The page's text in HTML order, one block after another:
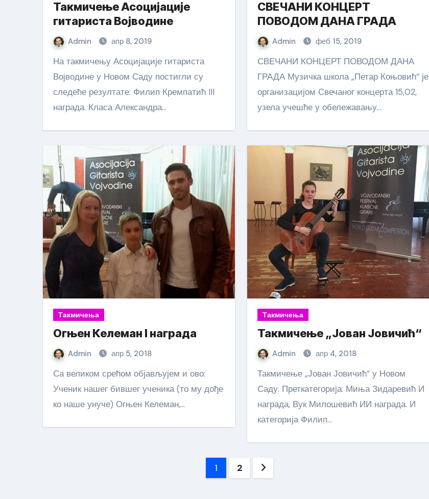
Такмичење Асоцијације
гитариста Војводине
Admin апр 8, 2019
На такмичењу Асоцијације гитариста
Војводине у Новом Саду постигли су
следеће резултате: Филип Кремпатић III
награда. Класа Александра…
СВЕЧАНИ КОНЦЕРТ
ПОВОДОМ ДАНА ГРАДА
Admin феб 15, 2019
СВЕЧАНИ КОНЦЕРТ ПОВОДОМ ДАНА
ГРАДА Музичка школа „Петар Коњовић“ је
организацијом Свечаног концерта 15,02,
узела учешће у обележавању…
Такмичења
Огњен Келеман I награда
Admin апр 5, 2018
Са великом срећом објављујем и ово:
Ученик нашег бившег ученика (то му дође
ко наше унуче) Огњен Келеман,…
Такмичења
Такмичење „Јован Јовичић“
Admin апр 4, 2018
Такмичење „Јован Јовичић“ у Новом
Саду. Преткатегорија: Миња Зидаревић И
награда, Вук Милошевић ИИ награда. И
категорија Филип…
Пагинација
1 2